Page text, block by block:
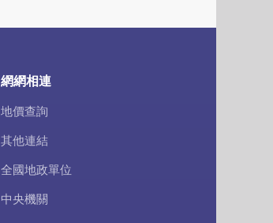
網網相連
地價查詢
其他連結
全國地政單位
中央機關